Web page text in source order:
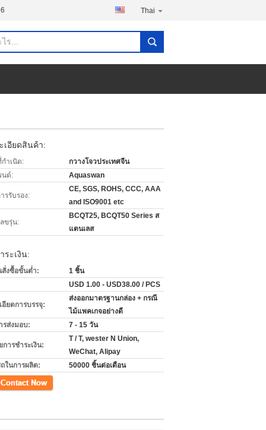
Thai
เอียดสินค้า:
ำเนิด:
กวางโจวประเทศจีน
นด์:
Aquaswan
รรับรอง:
CE, SGS, ROHS, CCC, AAA
and ISO9001 etc
ขรุ่น:
BCQT25, BCQT50 Series ส
แตนเลส
ระเงิน:
งซื้อขั้นต่ำ:
1 ชิ้น
USD 1.00 - USD38.00 / PCS
อียดการบรรจุ:
ส่งออกมาตรฐานกล่อง + กรณี
ไม้แพคเกจอย่างดี
รส่งมอบ:
7 - 15 วัน
การชำระเงิน:
T / T, wester N Union,
WeChat, Alipay
ในการผลิต:
50000 ชิ้นต่อเดือน